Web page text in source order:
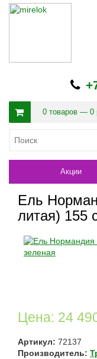
0 товаров — 0
Акции
Ель
литая) 155
Цена: 24
Артикул: 72137
Производитель: